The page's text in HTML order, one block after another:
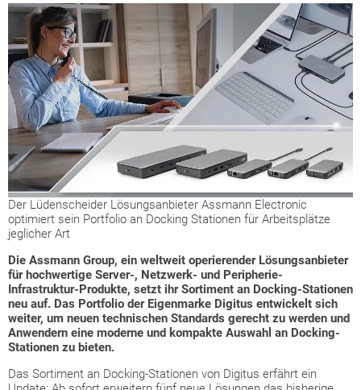
Der Lüdenscheider Lösungsanbieter Assmann Electronic
optimiert sein Portfolio an Docking Stationen für Arbeitsplätze
jeglicher Art
Die Assmann Group, ein weltweit operierender Lösungsanbieter
für hochwertige Server-, Netzwerk- und Peripherie-
Infrastruktur-Produkte, setzt ihr Sortiment an Docking-Stationen
neu auf. Das Portfolio der Eigenmarke Digitus entwickelt sich
weiter, um neuen technischen Standards gerecht zu werden und
Anwendern eine moderne und kompakte Auswahl an Docking-
Stationen zu bieten.
Das Sortiment an Docking-Stationen von Digitus erfährt ein